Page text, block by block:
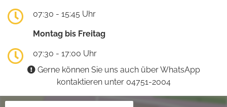
07:30 - 15:45 Uhr
Montag bis Freitag
07:30 - 17:00 Uhr
Gerne können Sie uns auch über WhatsApp
kontaktieren unter 04751-2004